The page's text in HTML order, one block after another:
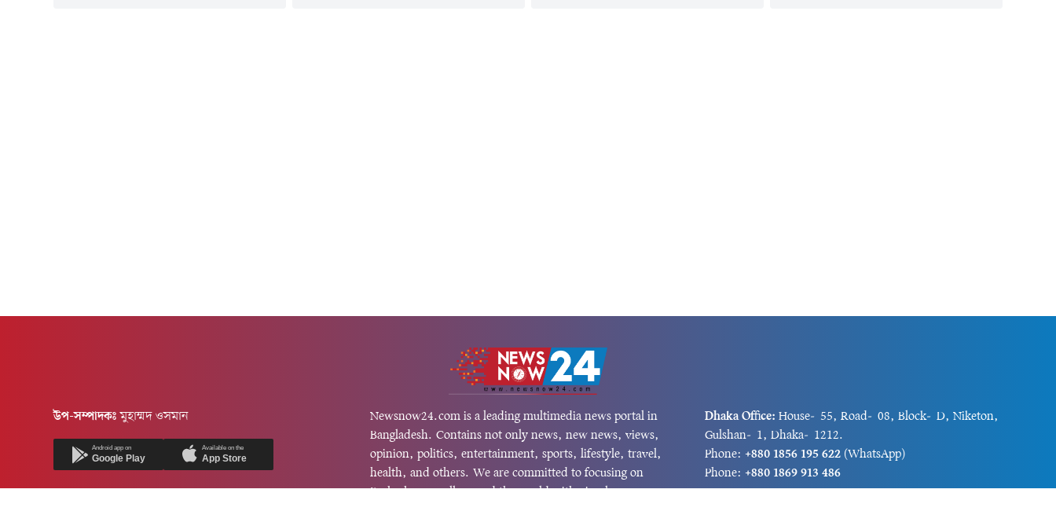
উপ-সম্পাদকঃমুহাম্মদ ওসমান
Android app on
Google Play
Available on the
App Store
Newsnow24.com is a leading multimedia news portal in
Bangladesh. Contains not only news, new news, views,
opinion, politics, entertainment, sports, lifestyle, travel,
health, and others. We are committed to focusing on
Probash news all around the world with visuals.
Dhaka Office: House-55, Road-08, Block-D, Niketon,
Gulshan-1, Dhaka-1212.
Phone: +880 1856 195 622 (WhatsApp)
Phone: +880 1869 913 486